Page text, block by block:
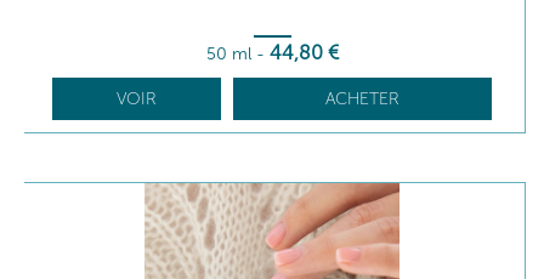
50 ml - 44,80 €
VOIR ACHETER